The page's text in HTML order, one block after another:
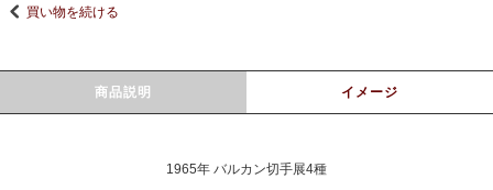
買い物を続ける
商品説明 イメージ
1965年 バルカン切手展4種